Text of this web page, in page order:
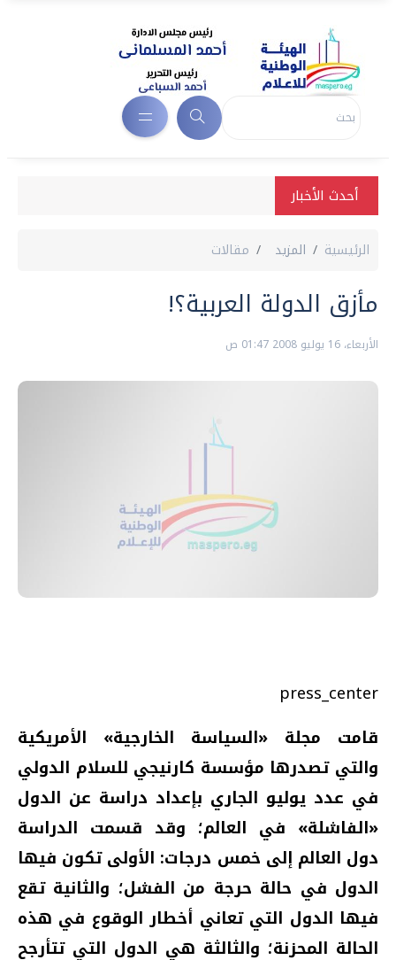
أحدث الأخبار
الرئيسية المزيد مقالات
مأزق الدولة العربية؟!
الأربعاء، 16 يوليو 2008 01:47 ص
press_center
قامت مجلة «السياسة الخارجية» الأمريكية
والتي تصدرها مؤسسة كارنيجي للسلام الدولي
في عدد يوليو الجاري بإعداد دراسة عن الدول
«الفاشلة» في العالم؛ وقد قسمت الدراسة
دول العالم إلى خمس درجات: الأولى تكون فيها
الدول في حالة حرجة من الفشل؛ والثانية تقع
فيها الدول التي تعاني أخطار الوقوع في هذه
الحالة المحزنة؛ والثالثة هي الدول التي تتأرجح